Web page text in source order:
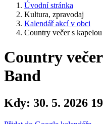
Úvodní stránka
Kultura, zpravodaj
Kalendář akcí v obci
Country večer s
Country
Band
Kdy: 30. 5. 2026